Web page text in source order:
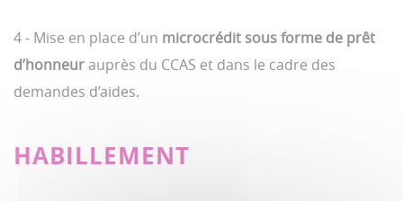
4 - Mise en place d’un microcrédit sous forme de prêt
d’honneurauprès du CCAS et dans le cadre des
demandes d’aides.
HABILLEMENT